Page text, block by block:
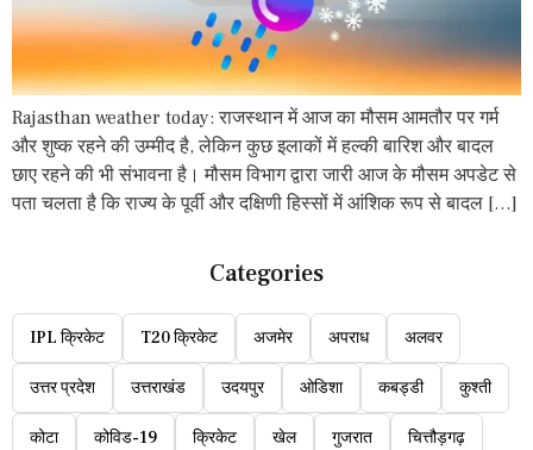
Rajasthan weather today: राजस्थान में आज का मौसम आमतौर पर गर्म
और शुष्क रहने की उम्मीद है, लेकिन कुछ इलाकों में हल्की बारिश और बादल
छाए रहने की भी संभावना है। मौसम विभाग द्वारा जारी आज के मौसम अपडेट से
पता चलता है कि राज्य के पूर्वी और दक्षिणी हिस्सों में आंशिक रूप से बादल […]
Categories
IPL क्रिकेट T20 क्रिकेट अजमेर अपराध अलवर
उत्तर प्रदेश उत्तराखंड उदयपुर ओडिशा कबड्डी कुश्ती
कोटा कोविड-19 क्रिकेट खेल गुजरात चित्तौड़गढ़